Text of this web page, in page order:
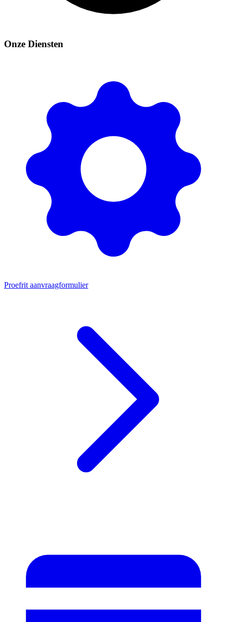
Onze Diensten
Proefrit aanvraagformulier